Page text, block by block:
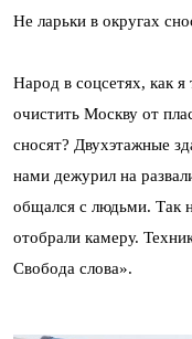
Не ларьки в округах
Народ в соцсетях, как я
очистить Москву от
сносят? Двухэтажные
нами дежурил на
общался с людьми. Так
отобрали камеру.
Свобода слова».